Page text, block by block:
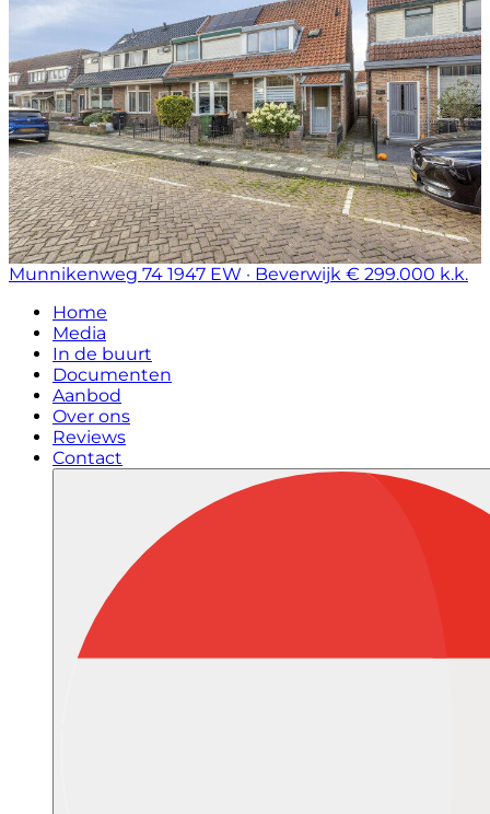
Munnikenweg 74 1947 EW · Beverwijk € 299.000 k.k.
Home
Media
In de buurt
Documenten
Aanbod
Over ons
Reviews
Contact